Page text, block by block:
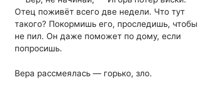
Отец поживёт всего две недели. Что тут
такого? Покормишь его, проследишь, чтобы
не пил. Он даже поможет по дому, если
попросишь.
Вера рассмеялась — горько, зло.